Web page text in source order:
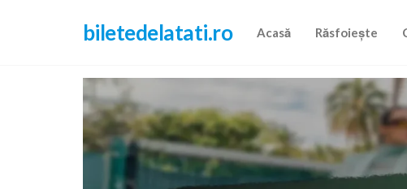
biletedelatati.ro Acasă Răsfoiește